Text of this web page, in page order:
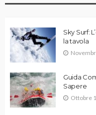
Sky Surf:
la tavola
Guida
Sapere
Ottobre